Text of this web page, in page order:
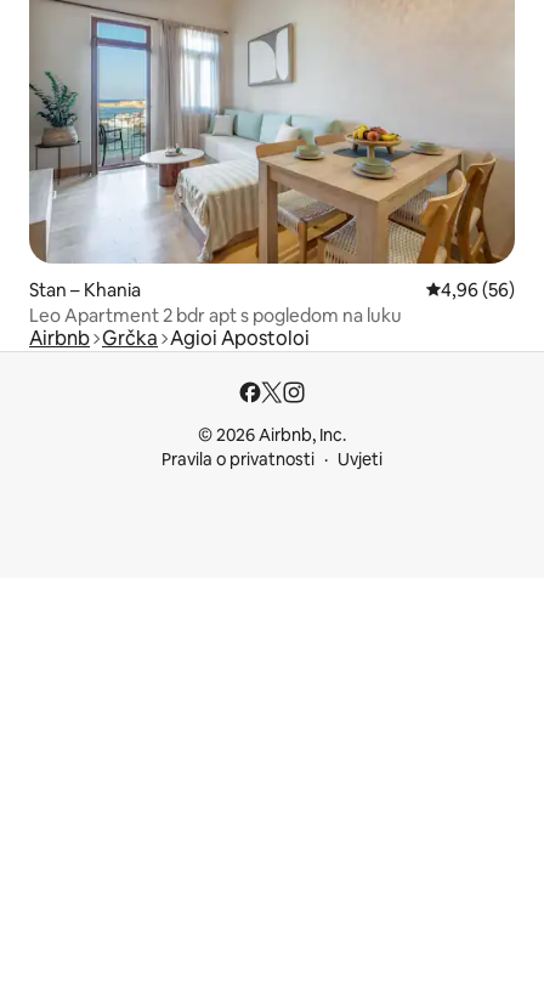
Stan – Khania Prosječna
4,96 (56)
Leo Apartment 2 bdr apt s pogledom na luku
Airbnb Grčka Agioi Apostoloi
© 2026 Airbnb, Inc.
Pravila o privatnosti
Uvjeti